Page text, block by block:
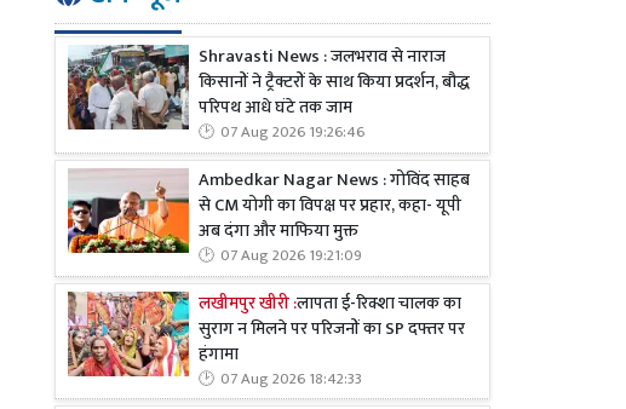
Shravasti News : जलभराव से नाराज
किसानों ने ट्रैक्टरों के साथ किया प्रदर्शन, बौद्ध
परिपथ आधे घंटे तक जाम
07 Aug 2026 19:26:46
Ambedkar Nagar News : गोविंद साहब
से CM योगी का विपक्ष पर प्रहार, कहा- यूपी
अब दंगा और माफिया मुक्त
07 Aug 2026 19:21:09
लखीमपुर खीरी :लापता ई-रिक्शा चालक का
सुराग न मिलने पर परिजनों का SP दफ्तर पर
हंगामा
07 Aug 2026 18:42:33